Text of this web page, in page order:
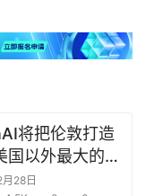
将把伦敦打造
国以外最大的研
28日